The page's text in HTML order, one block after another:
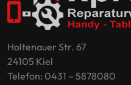
Holtenauer Str. 67
24105 Kiel
Telefon: 0431 – 5878080